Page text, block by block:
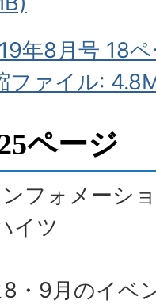
年8月号 18
ファイル:
ページ
フォメーシ
イツ
・9月のイベ